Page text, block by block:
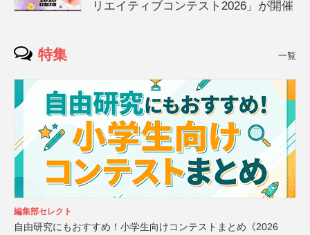
リエイティブコンテスト2026」が開催
特集 一覧
編集部セレクト
自由研究にもおすすめ！小学生向けコンテストまとめ《2026